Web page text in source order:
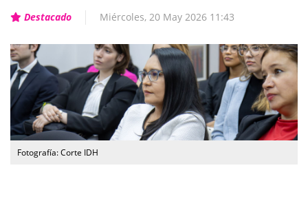
Destacado Miércoles, 20 May 2026 11:43
Fotografía: Corte IDH